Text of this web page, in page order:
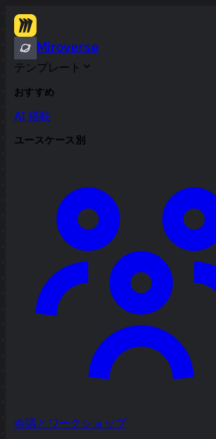
Miroverse
テンプレート
おすすめ
AI 搭載
ユースケース別
会議とワークショップ